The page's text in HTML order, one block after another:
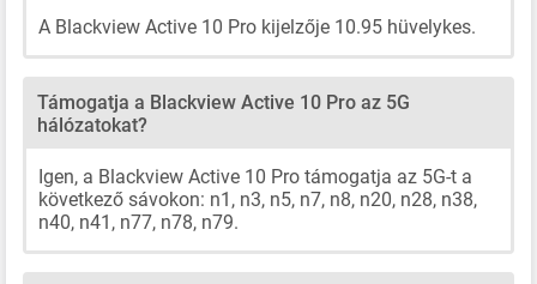
A Blackview Active 10 Pro kijelzője 10.95 hüvelykes.
Támogatja a Blackview Active 10 Pro az 5G
hálózatokat?
Igen, a Blackview Active 10 Pro támogatja az 5G-t a
következő sávokon: n1, n3, n5, n7, n8, n20, n28, n38,
n40, n41, n77, n78, n79.